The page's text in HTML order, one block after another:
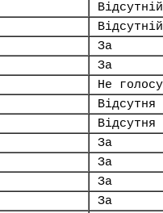
Відсутній
Відсутній
За
За
Не
Відсутня
Відсутня
За
За
За
За